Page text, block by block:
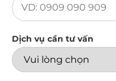
Dịch vụ cần tư vấn